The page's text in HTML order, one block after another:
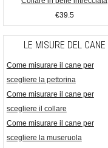
€39.5
LE MISURE DEL CANE
Come misurare il cane per
scegliere la pettorina
Come misurare il cane per
scegliere il collare
Come misurare il cane per
scegliere la museruola